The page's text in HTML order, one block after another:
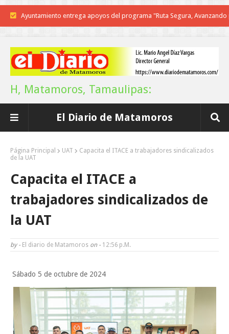
Reconoce Américo labor de la Guardia Nacional en Tamaulipas;
Brindará Familia UAT un moderno espacio con sentido humano en
A Tamaulipas…le llueve sobre mojado
Instala Sector Salud Comité Estatal de Calidad en Salud para
La UAT, Gobierno del Estado y ganaderos consolidan proyecto
Martes en Tu Colonia Renovado acerca servicios y atención directa a
familias de Matamoros
La ONU publica Segundo Informe Subnacional de Tamaulipas
Disney reconoce a nivel mundial talento de estudiante de la UAT
H, Matamoros, Tamaulipas:
El Diario de Matamoros
Página Principal UAT
Capacita el ITACE a trabajadores sindicalizados
de la UAT
Capacita el ITACE a
trabajadores sindicalizados de
la UAT
by - El diario de Matamoros on - 12:56 P.m.
Sábado 5 de octubre de 2024